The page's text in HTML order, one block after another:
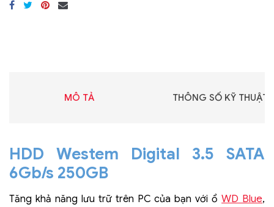
MÔ TẢ THÔNG SỐ KỸ THUẬT
HDD Westem Digital 3.5 SATA
6Gb/s 250GB
Tăng khả năng lưu trữ trên PC của bạn với ổWD Blue,